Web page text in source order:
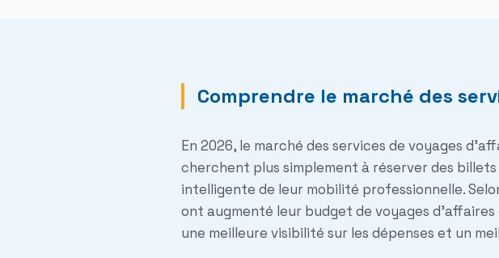
Comprendre le marché des
En 2026, le marché des services de voyages
cherchent plus simplement à réserver des
intelligente de leur mobilité professionnelle.
ont augmenté leur budget de voyages
une meilleure visibilité sur les dépenses et un